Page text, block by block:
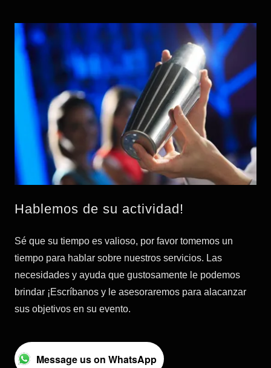
Hablemos de su actividad!
Sé que su tiempo es valioso, por favor tomemos un
tiempo para hablar sobre nuestros servicios. Las
necesidades y ayuda que gustosamente le podemos
brindar ¡Escríbanos y le asesoraremos para alacanzar
sus objetivos en su evento.
Message us on WhatsApp